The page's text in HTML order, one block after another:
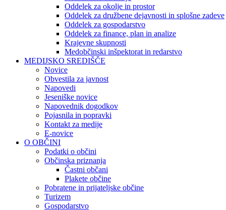
Oddelek za okolje in prostor
Oddelek za družbene dejavnosti in splošne zadeve
Oddelek za gospodarstvo
Oddelek za finance, plan in analize
Krajevne skupnosti
Medobčinski inšpektorat in redarstvo
MEDIJSKO SREDIŠČE
Novice
Obvestila za javnost
Napovedi
Jeseniške novice
Napovednik dogodkov
Pojasnila in popravki
Kontakt za medije
E-novice
O OBČINI
Podatki o občini
Občinska priznanja
Častni občani
Plakete občine
Pobratene in prijateljske občine
Turizem
Gospodarstvo